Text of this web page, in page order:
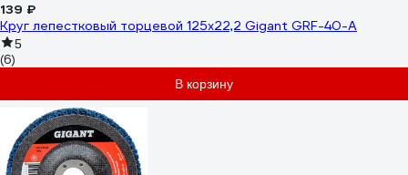
139 ₽
Круг лепестковый торцевой 125x22,2 Gigant GRF-40-А
5
(6)
В корзину